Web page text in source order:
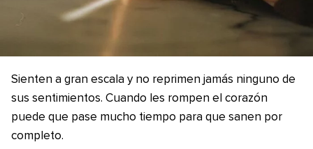
Sienten a gran escala y no reprimen jamás ninguno de
sus sentimientos. Cuando les rompen el corazón
puede que pase mucho tiempo para que sanen por
completo.